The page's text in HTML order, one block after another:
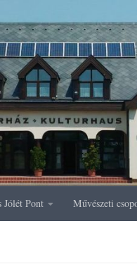
Pont Művészeti